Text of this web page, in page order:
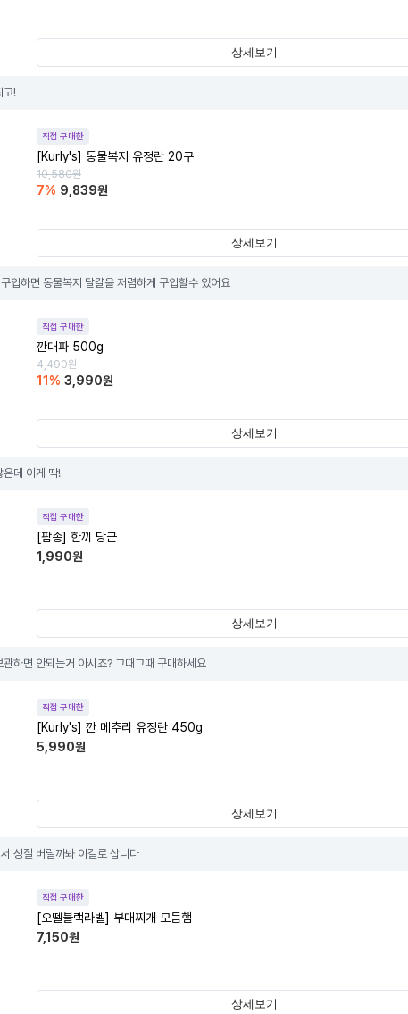
상세보기
고!
직접 구매한
[Kurly's] 동물복지 유정란 20구
10,580원
7% 9,839원
상세보기
입하면 동물복지 달걀을 저렴하게 구입할수 있어요
직접 구매한
깐대파 500g
4,490원
11 % 3,990원
상세보기
은데 이게 딱!
직접 구매한
[팜송] 한끼 당근
1,990원
상세보기
관하면 안되는거 아시죠? 그때그때 구매하세요
직접 구매한
[Kurly's] 깐 메추리 유정란 450g
5,990원
상세보기
성질 버릴까봐 이걸로 삽니다
직접 구매한
[오뗄블랙라벨] 부대찌개 모듬햄
7,150원
상세보기